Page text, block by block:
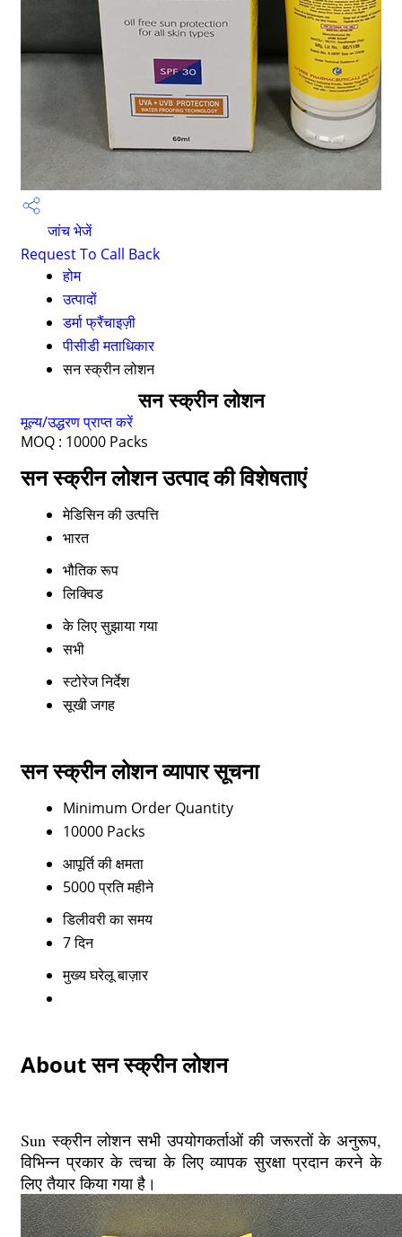
जांच भेजें
Request To Call Back
होम
उत्पादों
डर्मा फ्रैंचाइज़ी
पीसीडी मताधिकार
सन स्क्रीन लोशन
सन स्क्रीन लोशन
मूल्य/उद्धरण प्राप्त करें
MOQ : 10000 Packs
सन स्क्रीन लोशन उत्पाद की विशेषताएं
मेडिसिन की उत्पत्ति
भारत
भौतिक रूप
लिक्विड
के लिए सुझाया गया
सभी
स्टोरेज निर्देश
सूखी जगह
सन स्क्रीन लोशन व्यापार सूचना
Minimum Order Quantity
10000 Packs
आपूर्ति की क्षमता
5000 प्रति महीने
डिलीवरी का समय
7 दिन
मुख्य घरेलू बाज़ार
About सन स्क्रीन लोशन
Sun स्क्रीन लोशन सभी उपयोगकर्ताओं की जरूरतों के अनुरूप,
विभिन्न प्रकार के त्वचा के लिए व्यापक सुरक्षा प्रदान करने के
लिए तैयार किया गया है।